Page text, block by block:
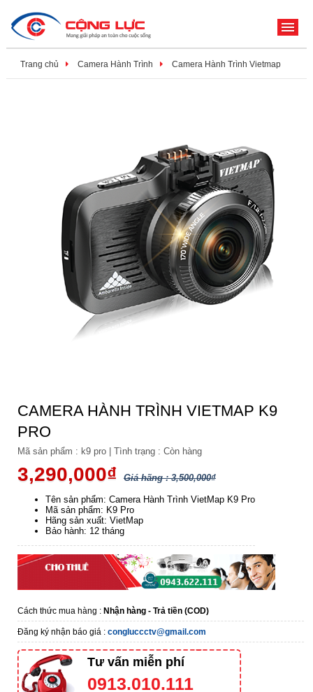
Trang chủ Camera Hành Trình Camera Hành Trình Vietmap
CAMERA HÀNH TRÌNH VIETMAP K9
PRO
Mã sản phẩm : k9 pro | Tình trạng : Còn hàng
3,290,000₫ Giá hãng : 3,500,000₫
Tên sản phẩm: Camera Hành Trình VietMap K9 Pro
Mã sản phẩm: K9 Pro
Hãng sản xuất: VietMap
Bảo hành: 12 tháng
Cách thức mua hàng : Nhận hàng - Trả tiền (COD)
Đăng ký nhận báo giá : congluccctv@gmail.com
Tư vấn miễn phí
0913.010.111